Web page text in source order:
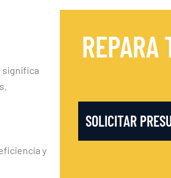
significa
y
SOLICITAR